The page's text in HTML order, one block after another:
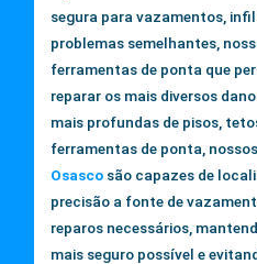
segura para vazamentos,
problemas semelhantes,
ferramentas de ponta que
reparar os mais diversos
mais profundas de pisos,
ferramentas de ponta, nossos
Osasco são capazes de
precisão a fonte de
reparos necessários,
mais seguro possível e